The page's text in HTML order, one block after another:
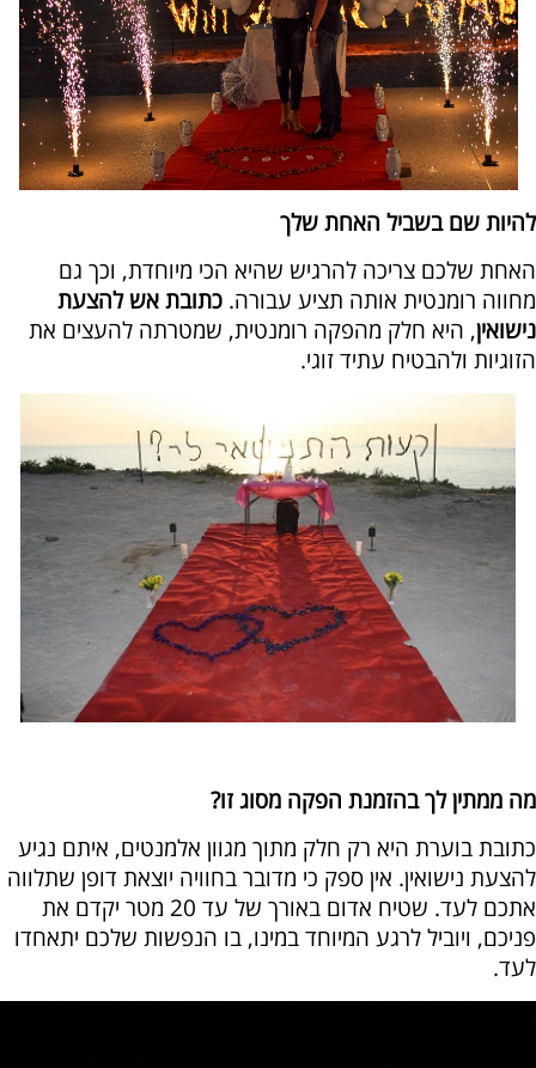
להיות שם בשביל האחת שלך
האחת שלכם צריכה להרגיש שהיא הכי מיוחדת, וכך גם
מחווה רומנטית אותה תציע עבורה. כתובת אש להצעת
נישואין, היא חלק מהפקה רומנטית, שמטרתה להעצים את
הזוגיות ולהבטיח עתיד זוגי.
מה ממתין לך בהזמנת הפקה מסוג זו?
כתובת בוערת היא רק חלק מתוך מגוון אלמנטים, איתם נגיע
להצעת נישואין. אין ספק כי מדובר בחוויה יוצאת דופן שתלווה
אתכם לעד. שטיח אדום באורך של עד 20 מטר יקדם את
פניכם, ויוביל לרגע המיוחד במינו, בו הנפשות שלכם יתאחדו
לעד.